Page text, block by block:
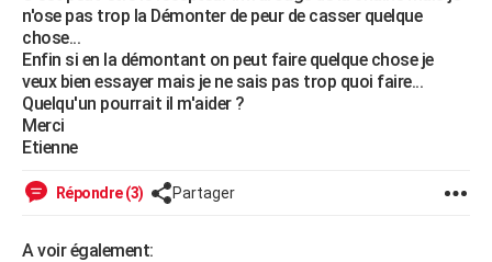
Destinations
City break
Voyage nature
Voyage de noces
Forum
Climat
+PHOTO
GUIDES D'ACHAT
BONS PLANS
Carte de Noël
Carte Bonne année
Carte Saint-Valentin
Carte Pâques
Carte d'anniversaire
DICTIONNAIRE
Dictionnaire
Biographies
Citations
Expressions
Proverbes
PROGRAMME TV
n'ose pas trop la Démonter de peur de casser quelque
chose...
Enfin si en la démontant on peut faire quelque chose je
veux bien essayer mais je ne sais pas trop quoi faire...
Quelqu'un pourrait il m'aider ?
Merci
Etienne
Répondre (3) Partager
A voir également: